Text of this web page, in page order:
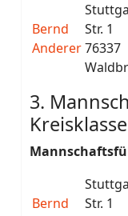
Bernd
Anderer
Str. 1
76337
3.
Bernd
Str. 1